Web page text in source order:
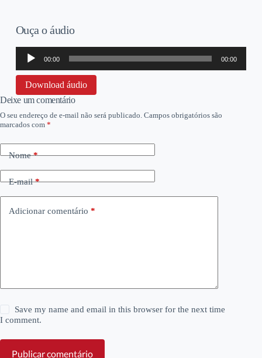
Ouça o áudio
Tocador
áudio
00:00 00:00
Download áudio
Deixe um comentário
O seu endereço de e-mail não será publicado. Campos obrigatórios são
marcados com *
Nome*
E-mail*
Adicionar comentário *
Save my name and email in this browser for the next time
I comment.
Publicar comentário